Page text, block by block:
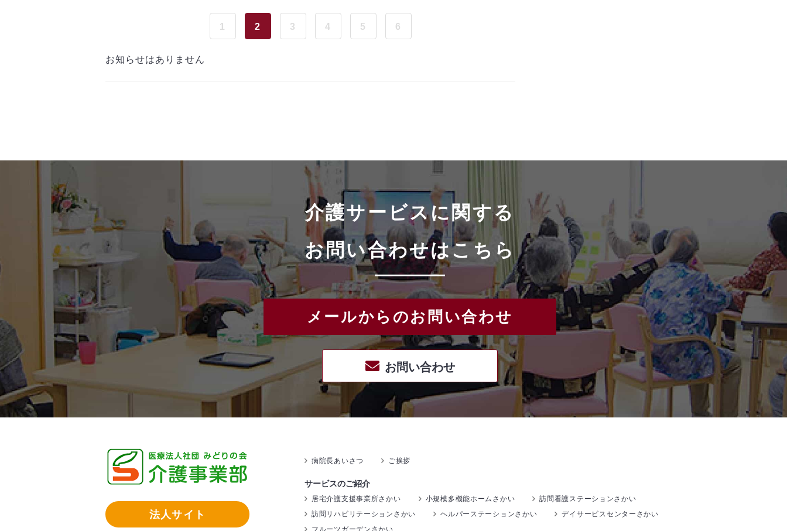
1 2 3 4 5 6
お知らせはありません
介護サービスに関する
お問い合わせはこちら
メールからのお問い合わせ
お問い合わせ
法人サイト
病院長あいさつ ご挨拶
サービスのご紹介
居宅介護支援事業所さかい 小規模多機能ホームさかい
訪問看護ステーションさかい
訪問リハビリテーションさかい
ヘルパーステーションさかい
デイサービスセンターさかい
フルーツガーデンさかい